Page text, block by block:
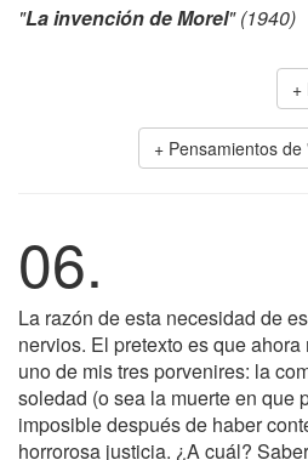
"La invención de Morel" (1940)
+
+ Pensamientos de
06.
La razón de esta necesidad de
nervios. El pretexto es que
uno de mis tres porvenires: la
soledad (o sea la muerte en que
imposible después de haber
horrorosa justicia. ¿A cuál?